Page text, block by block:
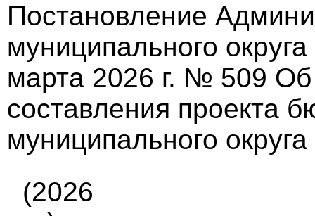
Постановление
муниципального
марта 2026 г. № 509
составления проекта
муниципального округа
(2026